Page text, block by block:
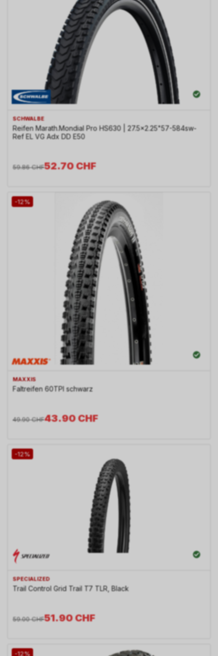
SCHWALBE
Reifen Marath.Mondial Pro HS630 | 27.5x2.25"57-584sw-
Ref EL VG Adx DD E50
52.70CHF
59.86 CHF
-12%
MAXXIS
Faltreifen 60TPI schwarz
43.90CHF
49.90 CHF
-12%
SPECIALIZED
Trail Control Grid Trail T7 TLR, Black
51.90CHF
59.00 CHF
-12%